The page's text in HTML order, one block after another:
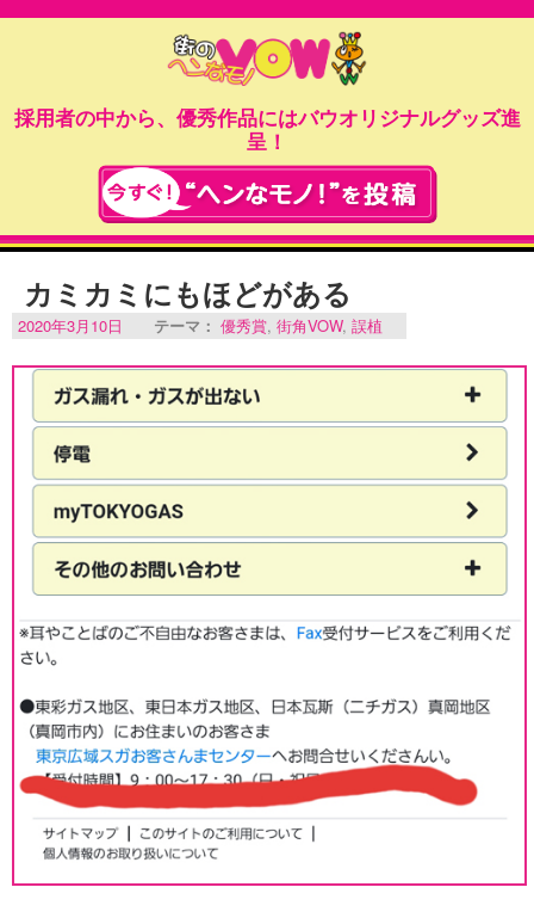
採用者の中から、優秀作品にはバウオリジナルグッズ進
呈！
カミカミにもほどがある
2020年3月10日 テーマ： 優秀賞, 街角VOW, 誤植